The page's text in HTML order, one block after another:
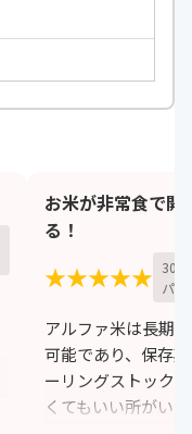
お米が非常食で開
る！
★★★★★ 30
パー
アルファ米は長期
可能であり、保存
ーリングストック
くてもいい所がい